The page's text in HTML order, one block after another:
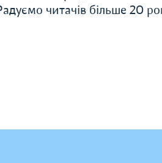
читачів більше 20